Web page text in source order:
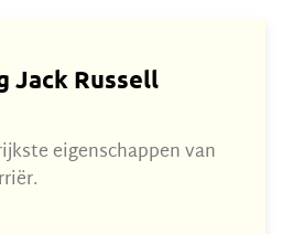
Jack Russell
eigenschappen van